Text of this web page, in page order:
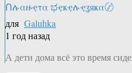
Ոሉαዙҿτα ಭҿҝҿሉҿʓяҝα〄
для Galuhka
1 год назад
А дети дома всё это время